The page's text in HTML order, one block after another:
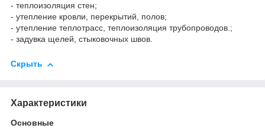
- теплоизоляция стен;
- утепление кровли, перекрытий, полов;
- утепление теплотрасс, теплоизоляция трубопроводов.;
- задувка щелей, стыковочных швов.
Скрыть
Характеристики
Основные